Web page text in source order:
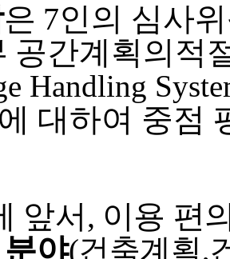
은 7인의 심사
공간계획의 적
Handling
대하여 중점
앞서 , 이용 편
야(건축계획,